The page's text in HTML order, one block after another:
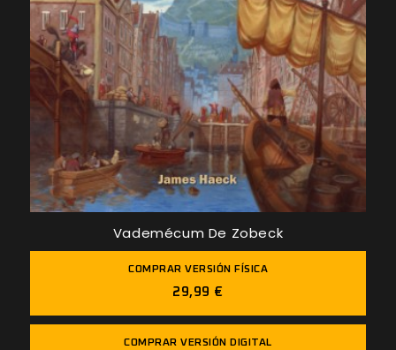
Vademécum De Zobeck
COMPRAR VERSIÓN FÍSICA
29,99 €
COMPRAR VERSIÓN DIGITAL